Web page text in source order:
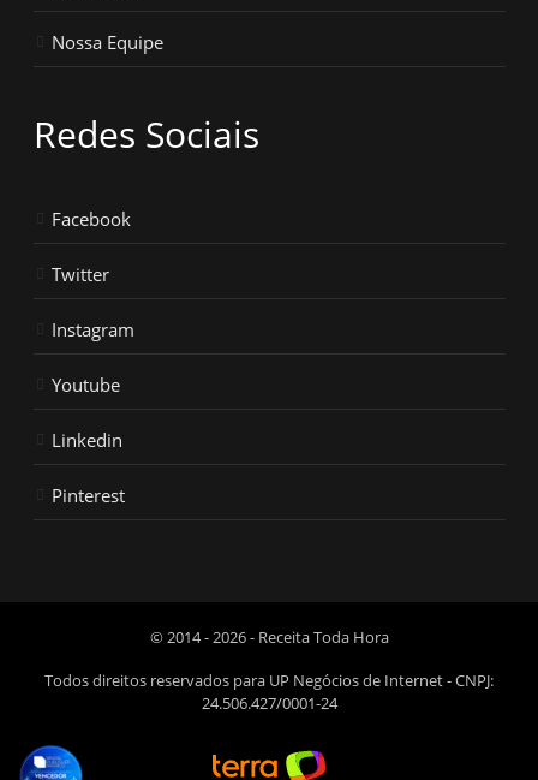
Nossa Equipe
Redes Sociais
Facebook
Twitter
Instagram
Youtube
Linkedin
Pinterest
© 2014 - 2026 - Receita Toda Hora
Todos direitos reservados para UP Negócios de Internet - CNPJ:
24.506.427/0001-24